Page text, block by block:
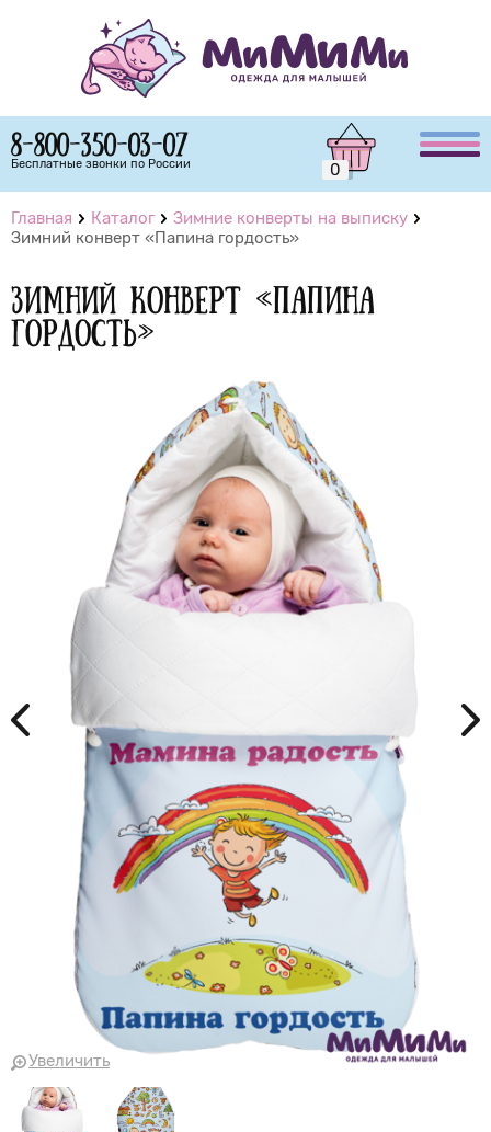
8-800-350-03-07
Бесплатные звонки по России 0
Главная Каталог
Зимние конверты на выписку
Зимний конверт «Папина гордость»
Зимний конверт «Папина
гордость»
Увеличить